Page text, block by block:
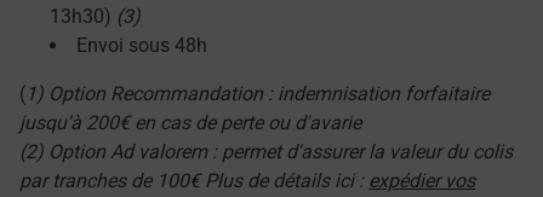
13h30) (3)
Envoi sous 48h
( 1) Option Recommandation : indemnisation forfaitaire
jusqu'à 200€ en cas de perte ou d'avarie
(2) Option Ad valorem : permet d'assurer la valeur du colis
par tranches de 100€ Plus de détails ici : expédier vos